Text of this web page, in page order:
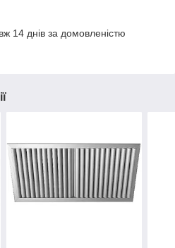
14 днів за домовленістю